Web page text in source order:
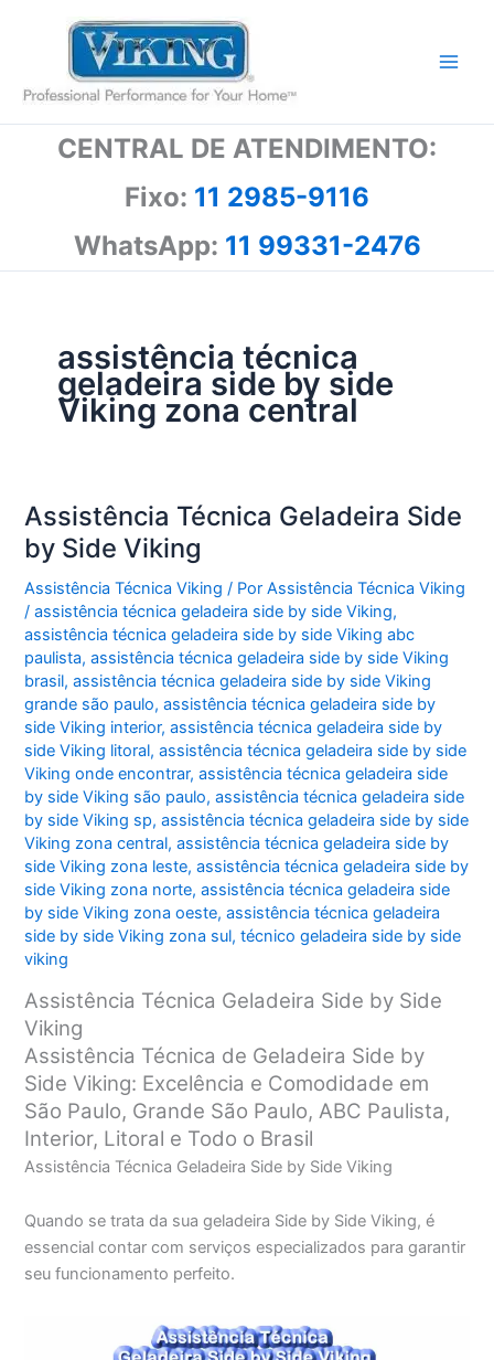
conteúdo
CENTRAL DE ATENDIMENTO:
Fixo: 11 2985-9116
WhatsApp: 11 99331-2476
assistência técnica
geladeira side by side
Viking zona central
Assistência Técnica Geladeira Side
by Side Viking
Assistência Técnica Viking / PorAssistência Técnica Viking
/assistência técnica geladeira side by side Viking,
assistência técnica geladeira side by side Viking abc
paulista,assistência técnica geladeira side by side Viking
brasil,assistência técnica geladeira side by side Viking
grande são paulo,assistência técnica geladeira side by
side Viking interior,assistência técnica geladeira side by
side Viking litoral,assistência técnica geladeira side by side
Viking onde encontrar,assistência técnica geladeira side
by side Viking são paulo,assistência técnica geladeira side
by side Viking sp,assistência técnica geladeira side by side
Viking zona central,assistência técnica geladeira side by
side Viking zona leste,assistência técnica geladeira side by
side Viking zona norte,assistência técnica geladeira side
by side Viking zona oeste,assistência técnica geladeira
side by side Viking zona sul,técnico geladeira side by side
viking
Assistência Técnica Geladeira Side by Side
Viking
Assistência Técnica de Geladeira Side by
Side Viking: Excelência e Comodidade em
São Paulo, Grande São Paulo, ABC Paulista,
Interior, Litoral e Todo o Brasil
Assistência Técnica Geladeira Side by Side Viking
Quando se trata da sua geladeira Side by Side Viking, é
essencial contar com serviços especializados para garantir
seu funcionamento perfeito.